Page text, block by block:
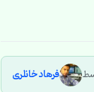
فرهاد خانلری